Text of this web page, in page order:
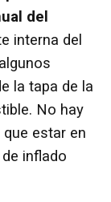
del
interna del
la tapa de la
No hay
que estar en
inflado